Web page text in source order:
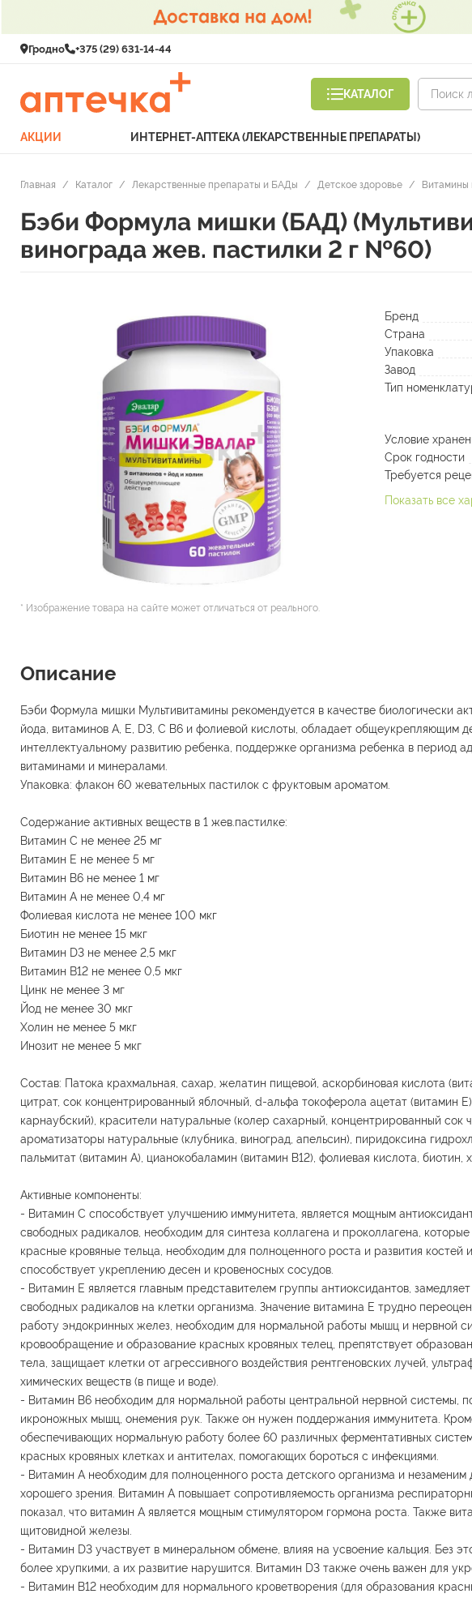
Гродно +375 (29) 631-14-44
КАТАЛОГ
АКЦИИ ИНТЕРНЕТ-АПТЕКА (ЛЕКАРСТВЕННЫЕ ПРЕПАРАТЫ)
Главная / Каталог / Лекарственные препараты и БАДы / Детское здоровье / Витамины
Бэби Формула мишки (БАД)
винограда жев. пастилки 2 г №60)
* Изображение товара на сайте может отличаться от реального.
Бренд
Страна
Упаковка
Завод
Тип
Условие
Срок годности
Требуется
Показать все
Описание
Бэби Формула мишки Мультивитамины рекомендуется в качестве биологически
йода, витаминов А, Е, D3, С В6 и фолиевой кислоты, обладает общеукрепляющим
интеллектуальному развитию ребенка, поддержке организма ребенка в период
витаминами и минералами.
Упаковка: флакон 60 жевательных пастилок с фруктовым ароматом.
Содержание активных веществ в 1 жев.пастилке:
Витамин С не менее 25 мг
Витамин Е не менее 5 мг
Витамин В6 не менее 1 мг
Витамин А не менее 0,4 мг
Фолиевая кислота не менее 100 мкг
Биотин не менее 15 мкг
Витамин D3 не менее 2,5 мкг
Витамин B12 не менее 0,5 мкг
Цинк не менее 3 мг
Йод не менее 30 мкг
Холин не менее 5 мкг
Инозит не менее 5 мкг
Состав: Патока крахмальная, сахар, желатин пищевой, аскорбиновая кислота
цитрат, сок концентрированный яблочный, d-альфа токоферола ацетат (витамин
карнаубский), красители натуральные (колер сахарный, концентрированный сок
ароматизаторы натуральные (клубника, виноград, апельсин), пиридоксина
пальмитат (витамин А), цианокобаламин (витамин В12), фолиевая кислота, биотин,
Активные компоненты:
- Витамин С способствует улучшению иммунитета, является мощным
свободных радикалов, необходим для синтеза коллагена и проколлагена,
красные кровяные тельца, необходим для полноценного роста и развития
способствует укреплению десен и кровеносных сосудов.
- Витамин Е является главным представителем группы антиоксидантов,
свободных радикалов на клетки организма. Значение витамина Е трудно
работу эндокринных желез, необходим для нормальной работы мышц и нервной
кровообращение и образование красных кровяных телец, препятствует
тела, защищает клетки от агрессивного воздействия рентгеновских лучей,
химических веществ (в пище и воде).
- Витамин В6 необходим для нормальной работы центральной нервной системы,
икроножных мышц, онемения рук. Также он нужен поддержания иммунитета.
обеспечивающих нормальную работу более 60 различных ферментативных
красных кровяных клетках и антителах, помогающих бороться с инфекциями.
- Витамин А необходим для полноценного роста детского организма и
хорошего зрения. Витамин А повышает сопротивляемость организма
показал, что витамин А является мощным стимулятором гормона роста. Также
щитовидной железы.
- Витамин D3 участвует в минеральном обмене, влияя на усвоение кальция. Без
более хрупкими, а их развитие нарушится. Витамин D3 также очень важен для
- Витамин В12 необходим для нормального кроветворения (для образования